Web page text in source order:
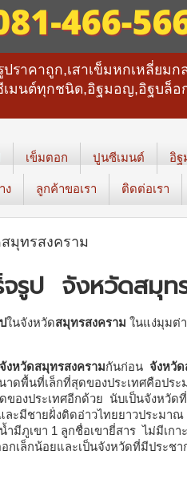
ราคาถูก,เสาเข็มหกเหลี่ยม
เมนต์ทุกชนิด,อิฐมอญ,อิฐบล็
เข็มตอก ปูนซีเมนต์ อิฐ
ง ลูกค้าขอเรา ติดต่อเรา
มุทรสงคราม
จรูป จังหวัดสมุท
ในจังหวัดสมุทรสงคราม ในแง่มุมต่
จังหวัดสมุทรสงครามกันก่อน จังหวั
าดพื้นที่เล็กที่สุดของประเทศคือประ
ของประเทศอีกด้วย นับเป็นจังหวั
มีชายฝั่งติดอ่าวไทยยาวประมาณ
ภูเขา 1 ลูกชื่อเขายี่สาร ไม่มีเกา
กเล็กน้อยและเป็นจังหวัดที่มีประช